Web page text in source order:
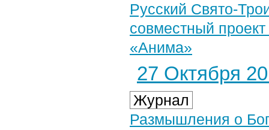
Русский Свято-
совместный
«Анима»
27 Октября
Журнал
Размышления о